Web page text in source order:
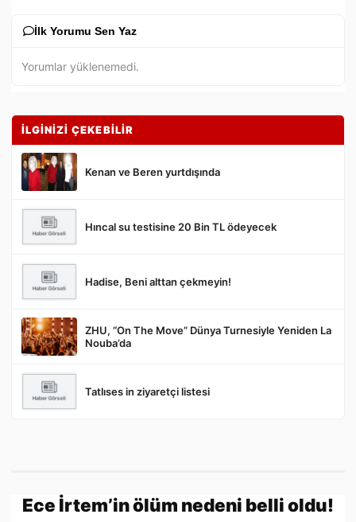
İlk Yorumu Sen Yaz
Gönder
Yorumlar yüklenemedi.
İLGİNİZİ ÇEKEBİLİR
Kenan ve Beren yurtdışında
Hıncal su testisine 20 Bin TL ödeyecek
Hadise, Beni alttan çekmeyin!
ZHU, “On The Move” Dünya Turnesiyle Yeniden La
Nouba’da
Tatlıses in ziyaretçi listesi
Ece İrtem’in ölüm nedeni belli oldu!